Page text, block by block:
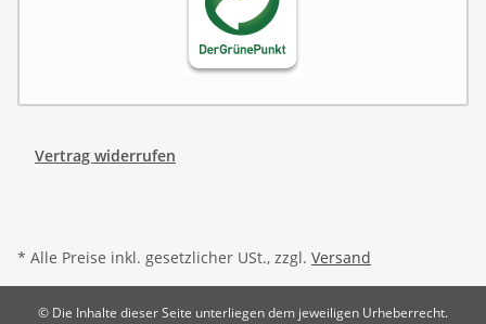
Vertrag widerrufen
* Alle Preise inkl. gesetzlicher USt., zzgl. Versand
© Die Inhalte dieser Seite unterliegen dem jeweiligen Urheberrecht.